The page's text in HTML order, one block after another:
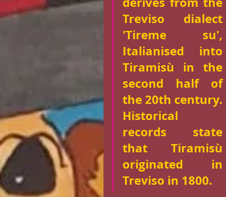
Treviso dialect
'Tireme su',
Italianised into
Tiramisù in the
second half of
the 20th century.
Historical
records state
that Tiramisù
originated in
Treviso in 1800.